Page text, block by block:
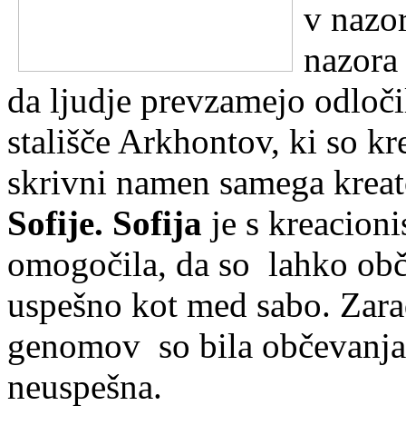
v
da ljudje prevzamejo odloč
stališče Arkhontov, ki so
skrivni namen samega
Sofije. Sofija je s
omogočila, da so lahko ob
uspešno kot med sabo.
genomov so bila obč
neuspešna.